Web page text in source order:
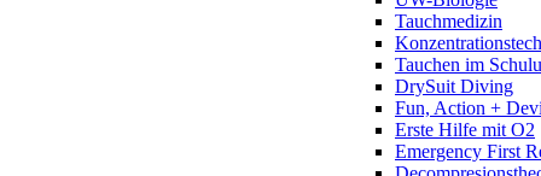
Tauchmedizin
Tauchen im
DrySuit Diving
Fun, Action +
Erste Hilfe mit O2
Emergency First